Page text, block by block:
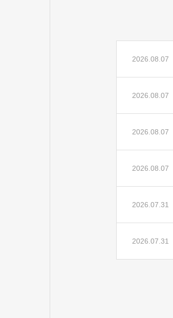
2026.08.07
2026.08.07
2026.08.07
2026.08.07
2026.07.31
2026.07.31